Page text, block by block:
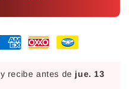
y recibe antes de jue. 13